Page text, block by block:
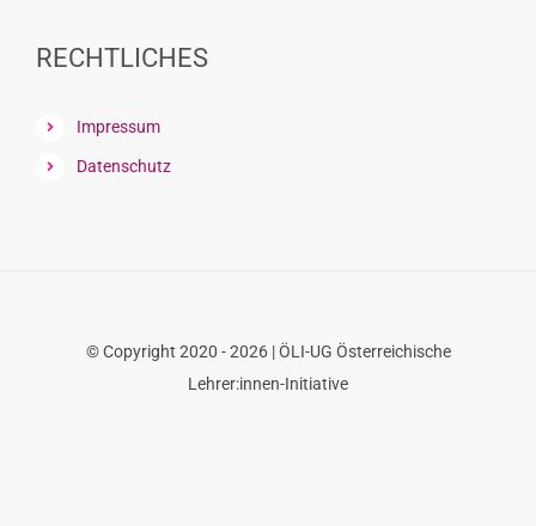
RECHTLICHES
Impressum
Datenschutz
© Copyright 2020 - 2026 | ÖLI-UG Österreichische
Lehrer:innen-Initiative